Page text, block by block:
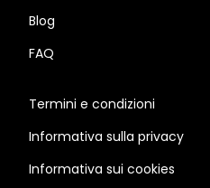
Blog
FAQ
Termini e condizioni
Informativa sulla privacy
Informativa sui cookies